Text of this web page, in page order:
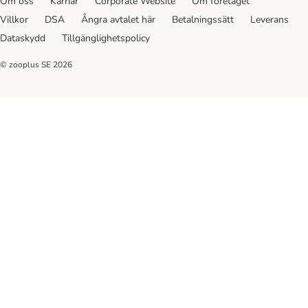
Villkor
DSA Ångra avtalet här Betalningssätt
Leverans
Dataskydd
Tillgänglighetspolicy
© zooplus SE 2026